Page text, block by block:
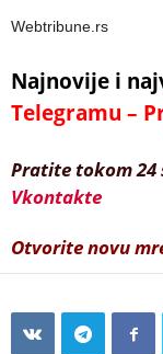
Webtribune.rs
Najnovije i
Telegramu –
Pratite tokom 24
Vkontakte
Otvorite novu